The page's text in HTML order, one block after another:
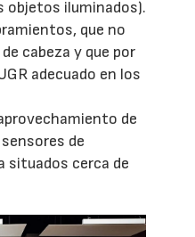
objetos iluminados).
que no
cabeza y que por
adecuado en los
de
de
situados cerca de